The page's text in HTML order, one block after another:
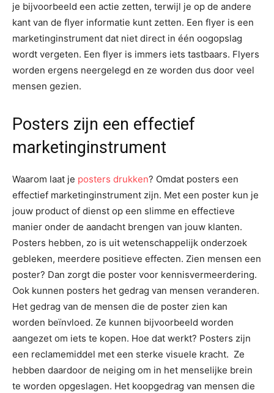
je bijvoorbeeld een actie zetten, terwijl je op de andere
kant van de flyer informatie kunt zetten. Een flyer is een
marketinginstrument dat niet direct in één oogopslag
wordt vergeten. Een flyer is immers iets tastbaars. Flyers
worden ergens neergelegd en ze worden dus door veel
mensen gezien.
Posters zijn een effectief
marketinginstrument
Waarom laat je posters drukken? Omdat posters een
effectief marketinginstrument zijn. Met een poster kun je
jouw product of dienst op een slimme en effectieve
manier onder de aandacht brengen van jouw klanten.
Posters hebben, zo is uit wetenschappelijk onderzoek
gebleken, meerdere positieve effecten. Zien mensen een
poster? Dan zorgt die poster voor kennisvermeerdering.
Ook kunnen posters het gedrag van mensen veranderen.
Het gedrag van de mensen die de poster zien kan
worden beïnvloed. Ze kunnen bijvoorbeeld worden
aangezet om iets te kopen. Hoe dat werkt? Posters zijn
een reclamemiddel met een sterke visuele kracht. Ze
hebben daardoor de neiging om in het menselijke brein
te worden opgeslagen. Het koopgedrag van mensen die